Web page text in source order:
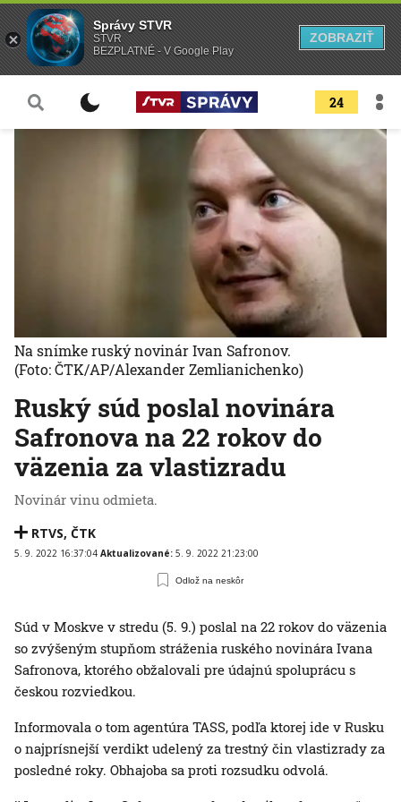
24
Ruský súd poslal novinára
Safronova na 22 rokov do
väzenia za vlastizradu
Novinár vinu odmieta.
RTVS, ČTK
5. 9. 2022 16:37:04 Aktualizované: 5. 9. 2022 21:23:00
Odlož na neskôr
Na snímke ruský novinár Ivan Safronov.
(Foto: ČTK/AP/Alexander Zemlianichenko)
Súd v Moskve v stredu (5. 9.) poslal na 22 rokov do väzenia
so zvýšeným stupňom stráženia ruského novinára Ivana
Safronova, ktorého obžalovali pre údajnú spoluprácu s
českou rozviedkou.
Informovala o tom agentúra TASS, podľa ktorej ide v Rusku
o najprísnejší verdikt udelený za trestný čin vlastizrady za
posledné roky. Obhajoba sa proti rozsudku odvolá.
Správy STVR
STVR
BEZPLATNÉ - V Google Play
ZOBRAZIŤ